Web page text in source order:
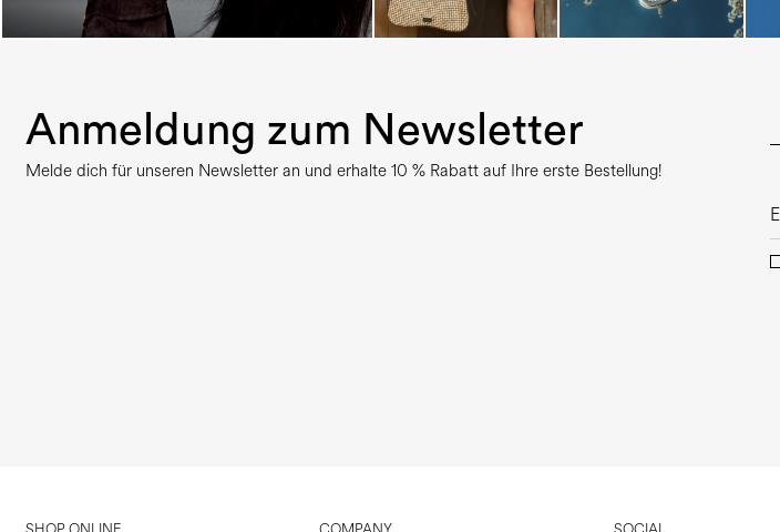
Anmeldung zum Newsletter
Melde dich für unseren Newsletter an und erhalte 10 % Rabatt auf Ihre erste Bestellung!